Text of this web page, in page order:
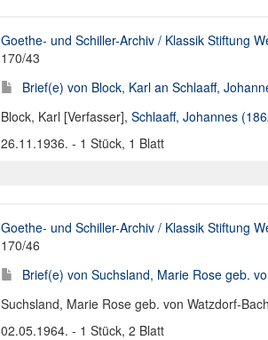
Goethe- und Schiller-Archiv / Klassik Stiftung
170/43
Brief(e) von Block, Karl an Schlaaff,
Block, Karl [Verfasser], Schlaaff, Johannes
26.11.1936. - 1 Stück, 1 Blatt
Goethe- und Schiller-Archiv / Klassik Stiftung
170/46
Brief(e) von Suchsland, Marie Rose geb.
Suchsland, Marie Rose geb. von Watzdorf-
02.05.1964. - 1 Stück, 2 Blatt